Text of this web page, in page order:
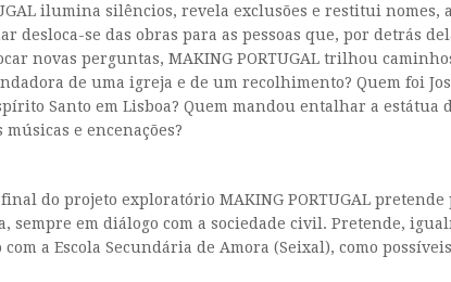
ilumina silêncios, revela exclusões e restitui
desloca-se das obras para as pessoas que, por detrás
novas perguntas, MAKING PORTUGAL trilhou
de uma igreja e de um recolhimento? Quem foi
Santo em Lisboa? Quem mandou entalhar a
e encenações?
do projeto exploratório MAKING PORTUGAL
sempre em diálogo com a sociedade civil. Pretende,
com a Escola Secundária de Amora (Seixal), como